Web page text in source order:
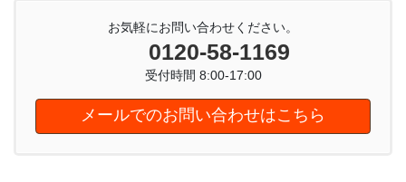
お気軽にお問い合わせください。
0120-58-1169
受付時間 8:00-17:00
メールでのお問い合わせはこちら